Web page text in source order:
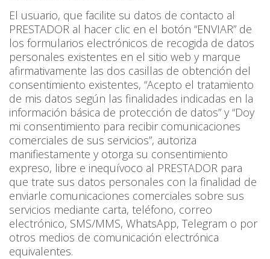
El usuario, que facilite su datos de contacto al
PRESTADOR al hacer clic en el botón “ENVIAR” de
los formularios electrónicos de recogida de datos
personales existentes en el sitio web y marque
afirmativamente las dos casillas de obtención del
consentimiento existentes, “Acepto el tratamiento
de mis datos según las finalidades indicadas en la
información básica de protección de datos” y “Doy
mi consentimiento para recibir comunicaciones
comerciales de sus servicios”, autoriza
manifiestamente y otorga su consentimiento
expreso, libre e inequívoco al PRESTADOR para
que trate sus datos personales con la finalidad de
enviarle comunicaciones comerciales sobre sus
servicios mediante carta, teléfono, correo
electrónico, SMS/MMS, WhatsApp, Telegram o por
otros medios de comunicación electrónica
equivalentes.